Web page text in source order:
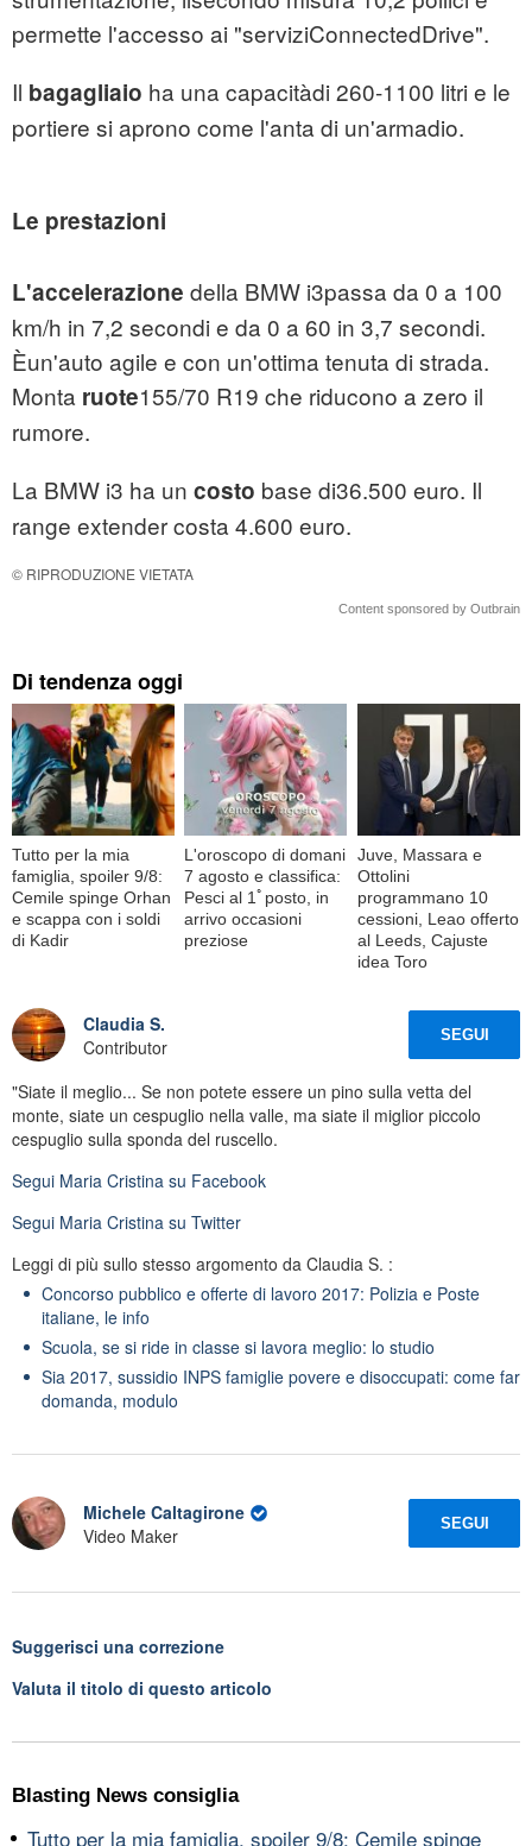
permette l'accesso ai "serviziConnectedDrive".
Il bagagliaio ha una capacitàdi 260-1100 litri e le
portiere si aprono come l'anta di un'armadio.
Le prestazioni
L'accelerazione della BMW i3passa da 0 a 100
km/h in 7,2 secondi e da 0 a 60 in 3,7 secondi.
Èun'auto agile e con un'ottima tenuta di strada.
Monta ruote155/70 R19 che riducono a zero il
rumore.
La BMW i3 ha un costo base di36.500 euro. Il
range extender costa 4.600 euro.
© RIPRODUZIONE VIETATA
Content sponsored by Outbrain
Di tendenza oggi
Tutto per la mia
famiglia, spoiler 9/8:
Cemile spinge Orhan
e scappa con i soldi
di Kadir
L'oroscopo di domani
7 agosto e classifica:
Pesci al 1ﾟposto, in
arrivo occasioni
preziose
Juve, Massara e
Ottolini
programmano 10
cessioni, Leao offerto
al Leeds, Cajuste
idea Toro
Claudia S.
Contributor
SEGUI
"Siate il meglio... Se non potete essere un pino sulla vetta del
monte, siate un cespuglio nella valle, ma siate il miglior piccolo
cespuglio sulla sponda del ruscello.
Segui Maria Cristina su Facebook
Segui Maria Cristina su Twitter
Leggi di più sullo stesso argomento da Claudia S. :
Concorso pubblico e offerte di lavoro 2017: Polizia e Poste
italiane, le info
Scuola, se si ride in classe si lavora meglio: lo studio
Sia 2017, sussidio INPS famiglie povere e disoccupati: come far
domanda, modulo
Michele Caltagirone
Video Maker
SEGUI
Suggerisci una correzione
Valuta il titolo di questo articolo
Blasting News consiglia
Tutto per la mia famiglia, spoiler 9/8: Cemile spinge